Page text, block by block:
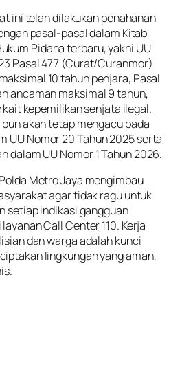
ini telah dilakukan penahanan
pasal-pasal dalam Kitab
Pidana terbaru, yakni UU
Pasal 477 (Curat/Curanmor)
10 tahun penjara, Pasal
ancaman maksimal 9 tahun,
kepemilikan senjata ilegal.
akan tetap mengacu pada
UU Nomor 20 Tahun 2025 serta
dalam UU Nomor 1 Tahun 2026.
Metro Jaya mengimbau
agar tidak ragu untuk
setiap indikasi gangguan
Call Center 110. Kerja
dan warga adalah kunci
lingkungan yang aman,